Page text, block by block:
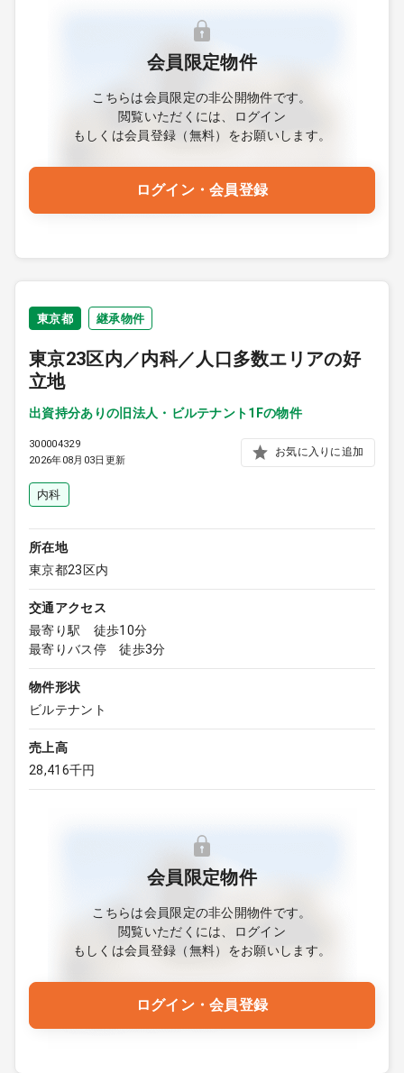
会員限定物件
こちらは会員限定の非公開物件です。
閲覧いただくには、ログイン
もしくは会員登録（無料）をお願いします。
ログイン・会員登録
東京都 継承物件
東京23区内／内科／人口多数エリアの好
立地
出資持分ありの旧法人・ビルテナント1Fの物件
300004329
2026年08月03日更新
お気に入りに追加
内科
所在地
東京都23区内
交通アクセス
最寄り駅 徒歩10分
最寄りバス停 徒歩3分
物件形状
ビルテナント
売上高
28,416千円
会員限定物件
こちらは会員限定の非公開物件です。
閲覧いただくには、ログイン
もしくは会員登録（無料）をお願いします。
ログイン・会員登録